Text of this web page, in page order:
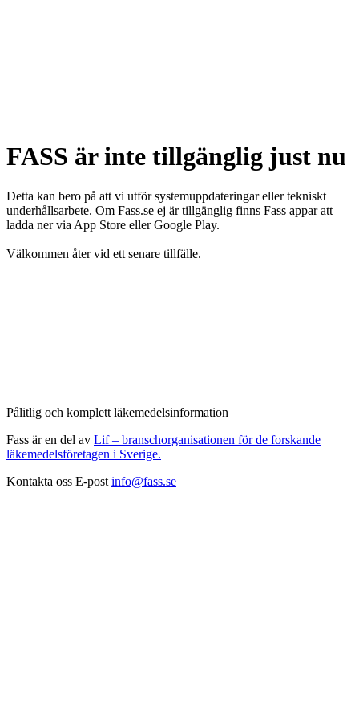
FASS är inte tillgänglig just nu
Detta kan bero på att vi utför systemuppdateringar eller tekniskt
underhållsarbete. Om Fass.se ej är tillgänglig finns Fass appar att
ladda ner via App Store eller Google Play.
Välkommen åter vid ett senare tillfälle.
Pålitlig och komplett läkemedelsinformation
Fass är en del av Lif – branschorganisationen för de forskande
läkemedelsföretagen i Sverige.
Kontakta oss E-post info@fass.se